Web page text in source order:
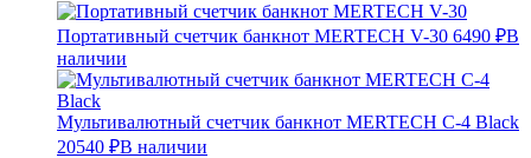
Портативный счетчик банкнот MERTECH V-30 6490 ₽В
наличии
Мультивалютный счетчик банкнот MERTECH C-4 Black
20540 ₽В наличии